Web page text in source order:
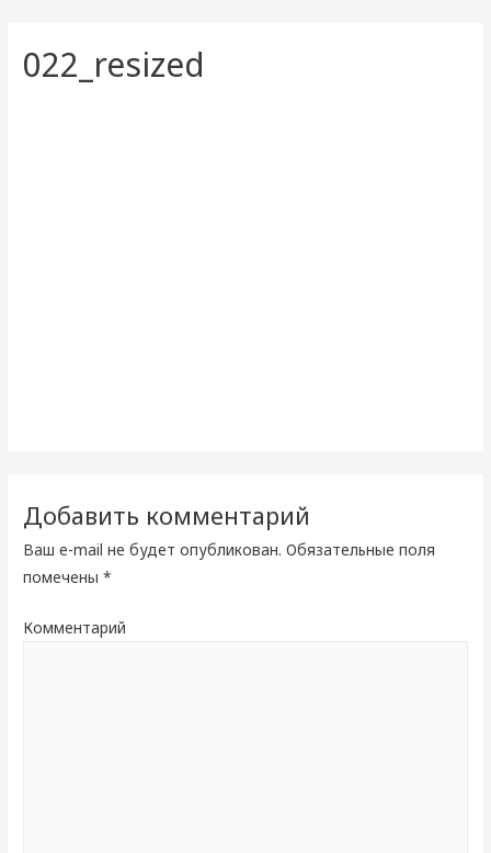
022_resized
Добавить комментарий
Ваш e-mail не будет опубликован. Обязательные поля
помечены*
Комментарий